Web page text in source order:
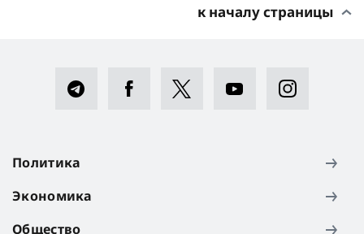
к началу страницы
Политика
Экономика
Общество